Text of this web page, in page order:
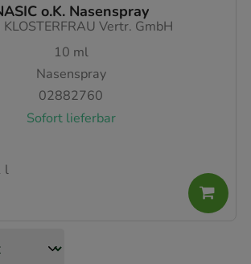
o.K. Nasenspray
KLOSTERFRAU Vertr. GmbH
10 ml
Nasenspray
02882760
Sofort lieferbar
l